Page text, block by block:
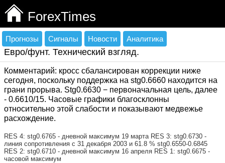
ForexTimes
Прогнозы Сигналы Новости Аналитика
Евро/фунт. Технический взгляд.
Комментарий: кросс сбалансирован коррекции ниже
сегодня, поскольку поддержка на stg0.6660 находится на
грани прорыва. Stg0.6630 − первоначальная цель, далее
- 0.6610/15. Часовые графики благосклонны
относительно этой слабости и показывают медвежье
расхождение.
RES 4: stg0.6765 - дневной максимум 19 марта RES 3: stg0.6730 -
линия сопротивления с 31 декабря 2003 и 61.8 % stg0.6550-0.6845
RES 2: stg0.6710 - дневной максимум 16 апреля RES 1: stg0.6675 -
часовой максимум